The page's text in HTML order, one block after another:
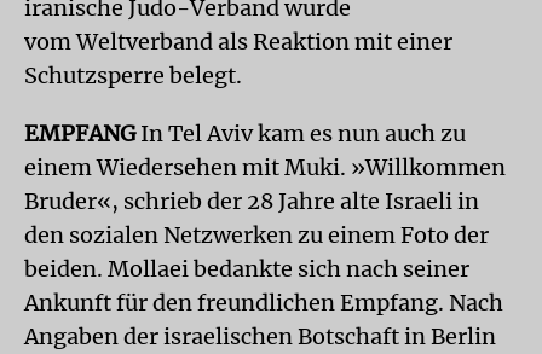
iranische Judo-Verband wurde
vom Weltverband als Reaktion mit einer
Schutzsperre belegt.
EMPFANGIn Tel Aviv kam es nun auch zu
einem Wiedersehen mit Muki. »Willkommen
Bruder«, schrieb der 28 Jahre alte Israeli in
den sozialen Netzwerken zu einem Foto der
beiden. Mollaei bedankte sich nach seiner
Ankunft für den freundlichen Empfang. Nach
Angaben der israelischen Botschaft in Berlin